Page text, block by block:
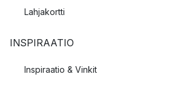
Lahjakortti
INSPIRAATIO
Inspiraatio & Vinkit